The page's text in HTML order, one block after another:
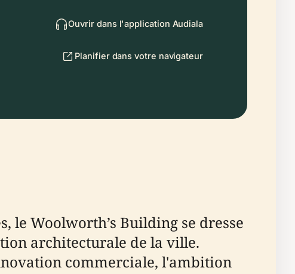
Ouvrir dans l'application Audiala
Planifier dans votre navigateur
le Woolworth’s Building se dresse
architecturale de la ville.
commerciale, l'ambition